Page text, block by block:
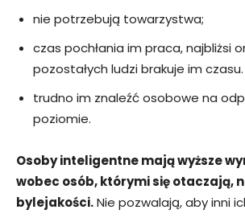
nie potrzebują towarzystwa;
czas pochłania im praca, najbliżsi
pozostałych ludzi brakuje im czasu.
trudno im znaleźć osobowe na
poziomie.
Osoby inteligentne mają wyższe
wobec osób, którymi się otaczają,
bylejakości.Nie pozwalają, aby inni